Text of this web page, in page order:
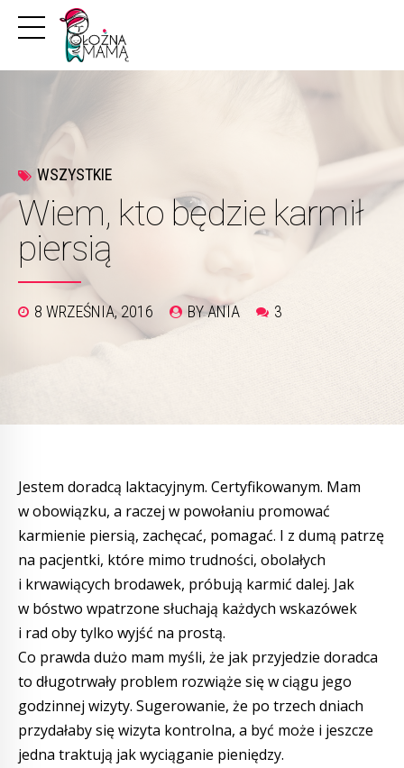
WSZYSTKIE
Wiem, kto będzie karmił
piersią
8 WRZEŚNIA, 2016 BY ANIA 3
Jestem doradcą laktacyjnym. Certyfikowanym. Mam
w obowiązku, a raczej w powołaniu promować
karmienie piersią, zachęcać, pomagać. I z dumą patrzę
na pacjentki, które mimo trudności, obolałych
i krwawiących brodawek, próbują karmić dalej. Jak
w bóstwo wpatrzone słuchają każdych wskazówek
i rad oby tylko wyjść na prostą.
Co prawda dużo mam myśli, że jak przyjedzie doradca
to długotrwały problem rozwiąże się w ciągu jego
godzinnej wizyty. Sugerowanie, że po trzech dniach
przydałaby się wizyta kontrolna, a być może i jeszcze
jedna traktują jak wyciąganie pieniędzy.